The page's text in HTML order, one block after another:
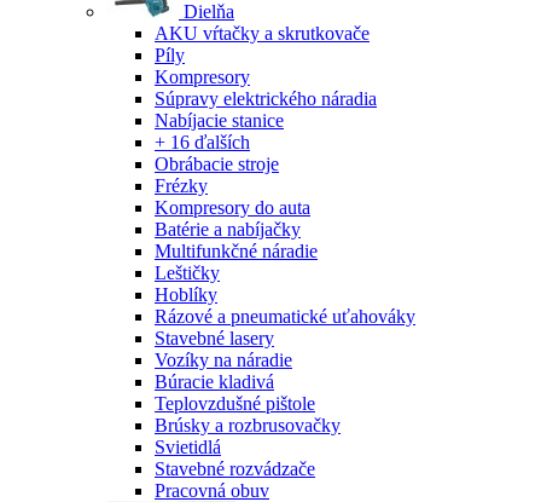
Dielňa
AKU vŕtačky a skrutkovače
Píly
Kompresory
Súpravy elektrického náradia
Nabíjacie stanice
+ 16 ďalších
Obrábacie stroje
Frézky
Kompresory do auta
Batérie a nabíjačky
Multifunkčné náradie
Leštičky
Hoblíky
Rázové a pneumatické uťahováky
Stavebné lasery
Vozíky na náradie
Búracie kladivá
Teplovzdušné pištole
Brúsky a rozbrusovačky
Svietidlá
Stavebné rozvádzače
Pracovná obuv